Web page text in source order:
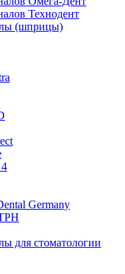
Технодент
(шприцы)
Germany
для стоматологии